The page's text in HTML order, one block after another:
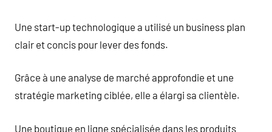
Une start-up technologique a utilisé un business plan
clair et concis pour lever des fonds.
Grâce à une analyse de marché approfondie et une
stratégie marketing ciblée, elle a élargi sa clientèle.
Une boutique en ligne spécialisée dans les produits